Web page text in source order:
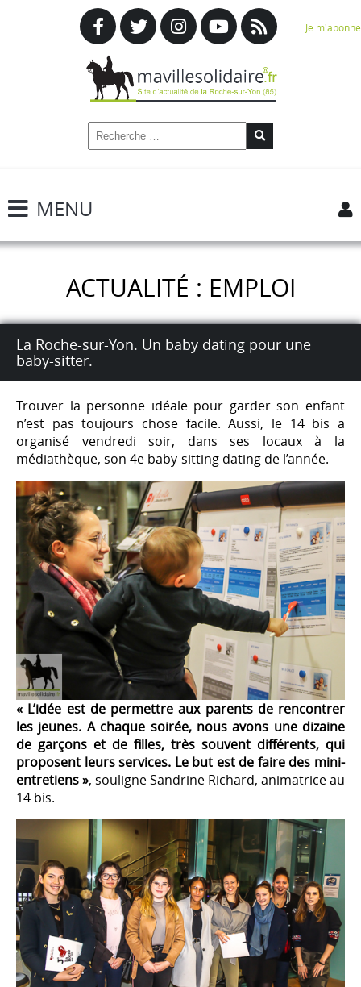
Je m'abonne
MENU
ACTUALITÉ : EMPLOI
La Roche-sur-Yon. Un baby dating pour une
baby-sitter.
Trouver la personne idéale pour garder son enfant
n’est pas toujours chose facile. Aussi, le 14 bis a
organisé vendredi soir, dans ses locaux à la
médiathèque, son 4e baby-sitting dating de l’année.
« L’idée est de permettre aux parents de rencontrer
les jeunes. A chaque soirée, nous avons une dizaine
de garçons et de filles, très souvent différents, qui
proposent leurs services. Le but est de faire des mini-
entretiens », souligne Sandrine Richard, animatrice au
14 bis.